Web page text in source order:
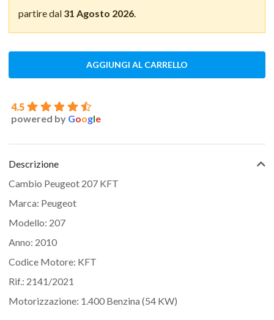
partire dal 31 Agosto 2026.
AGGIUNGI AL CARRELLO
4.5
powered by Google
Descrizione
Cambio Peugeot 207 KFT
Marca: Peugeot
Modello: 207
Anno: 2010
Codice Motore: KFT
Rif.: 2141/2021
Motorizzazione: 1.400 Benzina (54 KW)